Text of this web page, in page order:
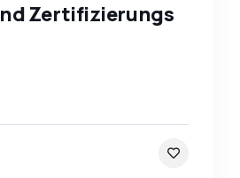
Zertifizierungs